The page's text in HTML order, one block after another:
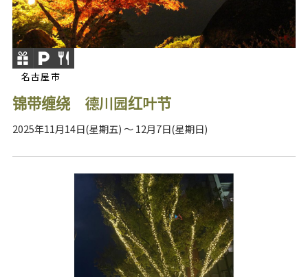
名古屋市
锦带缠绕 德川园红叶节
2025年11月14日(星期五) ～ 12月7日(星期日)